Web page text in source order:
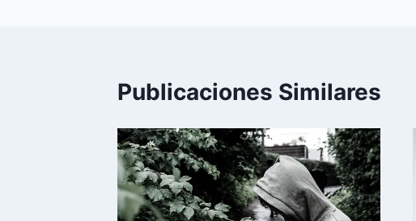
Publicaciones Similares